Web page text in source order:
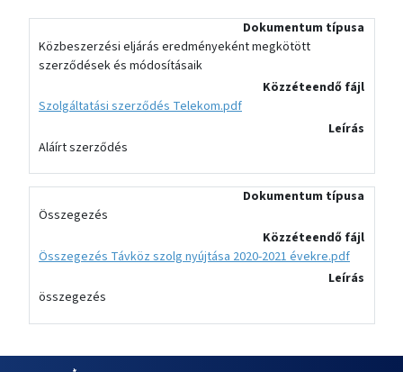
Dokumentum típusa
Közbeszerzési eljárás eredményeként megkötött
szerződések és módosításaik
Közzéteendő fájl
Szolgáltatási szerződés Telekom.pdf
Leírás
Aláírt szerződés
Dokumentum típusa
Összegezés
Közzéteendő fájl
Összegezés Távköz szolg nyújtása 2020-2021 évekre.pdf
Leírás
összegezés